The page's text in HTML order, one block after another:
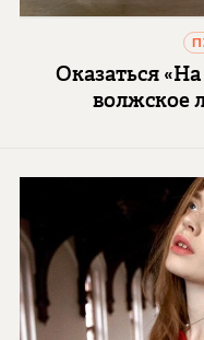
Оказаться
волжское